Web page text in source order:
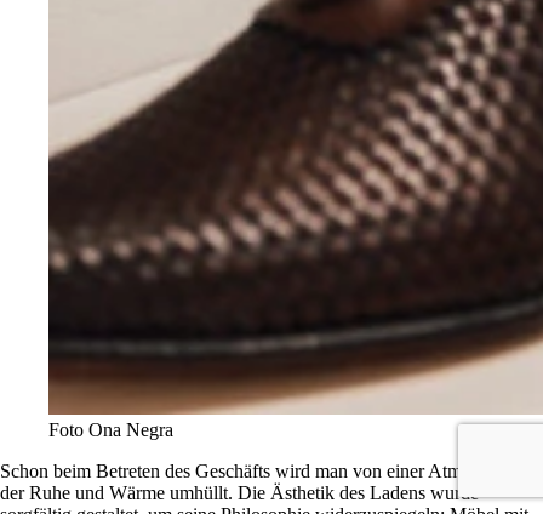
Foto Ona Negra
Schon beim Betreten des Geschäfts wird man von einer Atmosphäre
der Ruhe und Wärme umhüllt. Die Ästhetik des Ladens wurde